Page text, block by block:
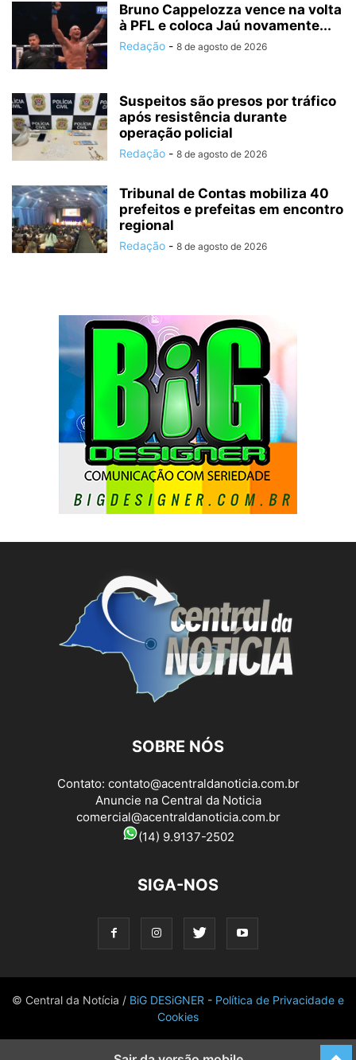
Bruno Cappelozza vence na volta
à PFL e coloca Jaú novamente...
Redação - 8 de agosto de 2026
Suspeitos são presos por tráfico
após resistência durante
operação policial
Redação - 8 de agosto de 2026
Tribunal de Contas mobiliza 40
prefeitos e prefeitas em encontro
regional
Redação - 8 de agosto de 2026
SOBRE NÓS
Contato: contato@acentraldanoticia.com.br
Anuncie na Central da Noticia
comercial@acentraldanoticia.com.br
(14) 9.9137-2502
SIGA-NOS
© Central da Notícia / BiG DESiGNER - Política de Privacidade e
Cookies